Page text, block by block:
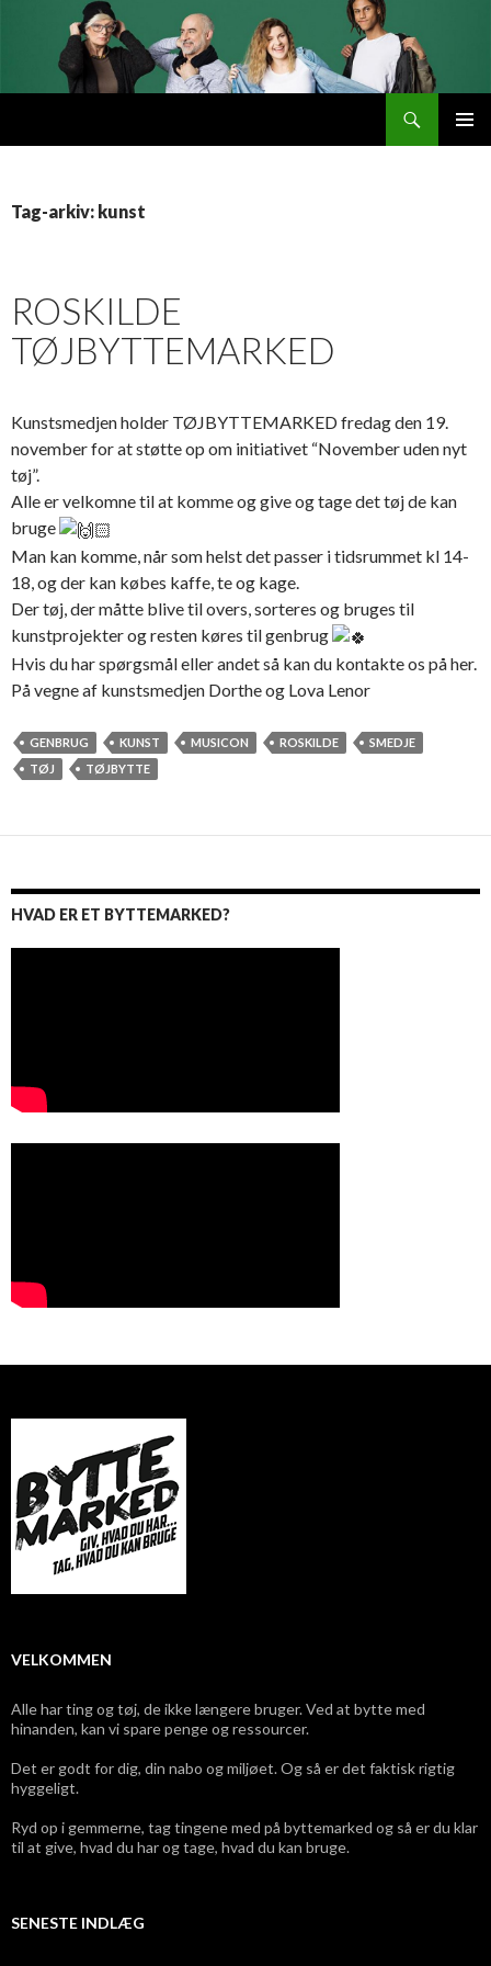
Tag-arkiv: kunst
ROSKILDE
TØJBYTTEMARKED
Kunstsmedjen holder TØJBYTTEMARKED fredag den 19.
november for at støtte op om initiativet “November uden nyt
tøj”.
Alle er velkomne til at komme og give og tage det tøj de kan
bruge
Man kan komme, når som helst det passer i tidsrummet kl 14-
18, og der kan købes kaffe, te og kage.
Der tøj, der måtte blive til overs, sorteres og bruges til
kunstprojekter og resten køres til genbrug
Hvis du har spørgsmål eller andet så kan du kontakte os på her.
På vegne af kunstsmedjen Dorthe og Lova Lenor
GENBRUG KUNST MUSICON ROSKILDE
SMEDJE
TØJ
TØJBYTTE
HVAD ER ET BYTTEMARKED?
VELKOMMEN
Alle har ting og tøj, de ikke længere bruger. Ved at bytte med
hinanden, kan vi spare penge og ressourcer.
Det er godt for dig, din nabo og miljøet. Og så er det faktisk rigtig
hyggeligt.
Ryd op i gemmerne, tag tingene med på byttemarked og så er du klar
til at give, hvad du har og tage, hvad du kan bruge.
SENESTE INDLÆG